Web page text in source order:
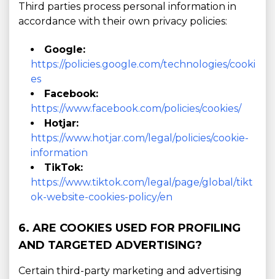
Third parties process personal information in
accordance with their own privacy policies:
Google:
https://policies.google.com/technologies/cooki
es
Facebook:
https://www.facebook.com/policies/cookies/
Hotjar:
https://www.hotjar.com/legal/policies/cookie-
information
TikTok:
https://www.tiktok.com/legal/page/global/tikt
ok-website-cookies-policy/en
6. ARE COOKIES USED FOR PROFILING
AND TARGETED ADVERTISING?
Certain third-party marketing and advertising